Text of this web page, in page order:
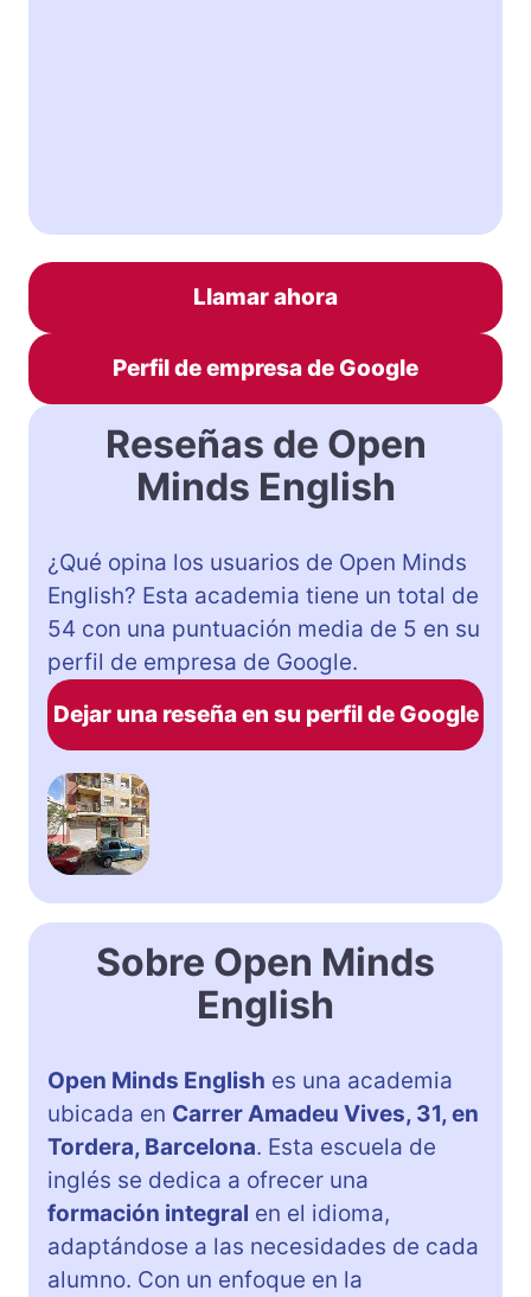
Llamar ahora
Perfil de empresa de Google
Reseñas de Open
Minds English
¿Qué opina los usuarios de Open Minds
English? Esta academia tiene un total de
54 con una puntuación media de 5 en su
perfil de empresa de Google.
Dejar una reseña en su perfil de Google
Sobre Open Minds
English
Open Minds English es una academia
ubicada en Carrer Amadeu Vives, 31, en
Tordera, Barcelona. Esta escuela de
inglés se dedica a ofrecer una
formación integral en el idioma,
adaptándose a las necesidades de cada
alumno. Con un enfoque en la